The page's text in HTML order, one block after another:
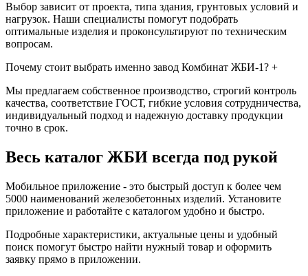
Выбор зависит от проекта, типа здания, грунтовых условий и
нагрузок. Наши специалисты помогут подобрать
оптимальные изделия и проконсультируют по техническим
вопросам.
Почему стоит выбрать именно завод Комбинат ЖБИ-1? +
Мы предлагаем собственное производство, строгий контроль
качества, соответствие ГОСТ, гибкие условия сотрудничества,
индивидуальный подход и надежную доставку продукции
точно в срок.
Весь каталог ЖБИ всегда под рукой
Мобильное приложение - это быстрый доступ к более чем
5000 наименований железобетонных изделий. Установите
приложение и работайте с каталогом удобно и быстро.
Подробные характеристики, актуальные цены и удобный
поиск помогут быстро найти нужный товар и оформить
заявку прямо в приложении.